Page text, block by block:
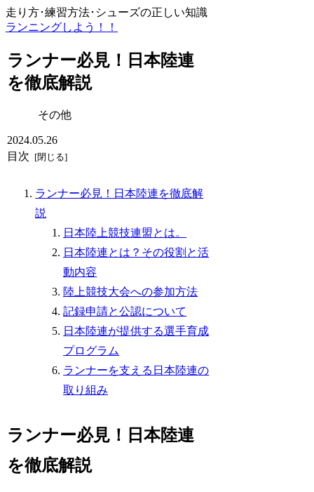
走り方･練習方法･シューズの正しい知識
ランニングしよう！！
ランナー必見！日本陸連
を徹底解説
その他
2024.05.26
目次
ランナー必見！日本陸連を徹底解
説
日本陸上競技連盟とは。
日本陸連とは？その役割と活
動内容
陸上競技大会への参加方法
記録申請と公認について
日本陸連が提供する選手育成
プログラム
ランナーを支える日本陸連の
取り組み
ランナー必見！日本陸連
を徹底解説